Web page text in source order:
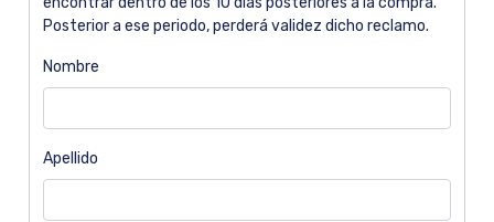
Posterior a ese periodo, perderá validez dicho reclamo.
Nombre
Apellido